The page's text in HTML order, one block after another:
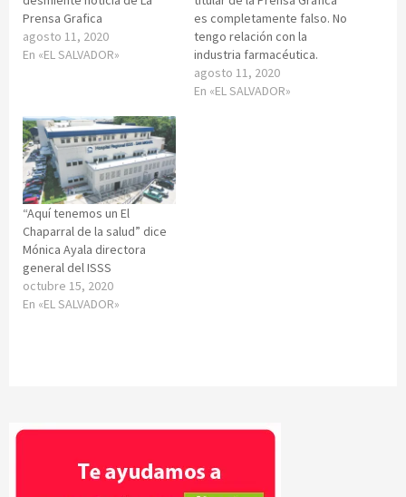
Prensa Grafica
agosto 11, 2020
En «EL SALVADOR»
es completamente falso. No
tengo relación con la
industria farmacéutica.
agosto 11, 2020
En «EL SALVADOR»
“Aquí tenemos un El
Chaparral de la salud” dice
Mónica Ayala directora
general del ISSS
octubre 15, 2020
En «EL SALVADOR»